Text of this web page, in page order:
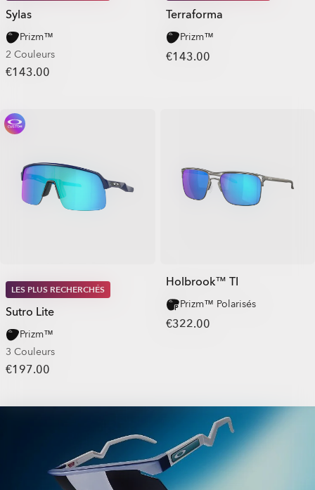
Sylas
Prizm™
2 Couleurs
€143.00
Terraforma
Prizm™
€143.00
LES PLUS RECHERCHÉS
Sutro Lite
Prizm™
3 Couleurs
€197.00
Holbrook™ TI
Prizm™ Polarisés
€322.00